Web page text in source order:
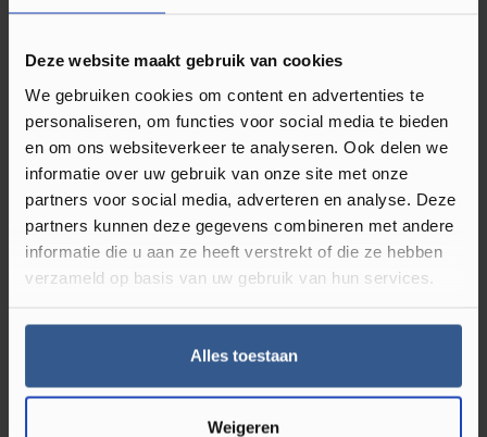
Deze website maakt gebruik van cookies
We gebruiken cookies om content en advertenties te
personaliseren, om functies voor social media te bieden
en om ons websiteverkeer te analyseren. Ook delen we
informatie over uw gebruik van onze site met onze
partners voor social media, adverteren en analyse. Deze
partners kunnen deze gegevens combineren met andere
informatie die u aan ze heeft verstrekt of die ze hebben
verzameld op basis van uw gebruik van hun services.
Alles toestaan
Weigeren
Soort profiel
Laminaat
Omschrijving Hoeklijnprofiel 10 mm
Prestige Eiken 63003
Een profiel op kleur maakt je vloer af! Dit 8 mm hoeklijnprofiel
Het is zelfklevend en in meer dan 175 kleuren folie verkrijgbaar.
van de gekozen vloer.